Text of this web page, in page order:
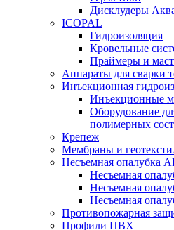
Дисклудеры
ICOPAL
Гидроизоляция
Кровельные
Праймеры и
Аппараты для сварки
Инъекционная
Инъекционные
Оборудование
полимерных
Крепеж
Мембраны и
Несъемная
Несъемная
Несъемная
Несъемная
Противопожарная
Профили ПВХ